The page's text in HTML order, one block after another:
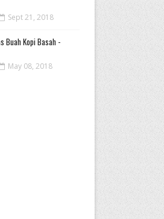
Sept 21, 2018
Buah Kopi Basah -
May 08, 2018